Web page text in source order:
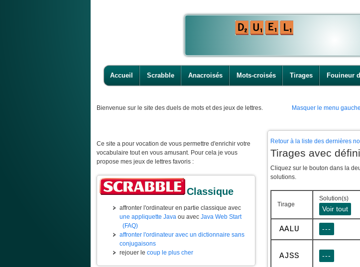
Accueil Scrabble Anacroisés Mots-croisés Tirages Fouineur
Bienvenue sur le site des duels de mots et des jeux de lettres. Masquer le menu gauche
Ce site a pour vocation de vous permettre d'enrichir votre
vocabulaire tout en vous amusant. Pour cela je vous
propose mes jeux de lettres favoris :
Classique
affronter l'ordinateur en partie classique avec
une appliquette Java ou avec Java Web Start
(FAQ)
affronter l'ordinateur avec un dictionnaire sans
conjugaisons
rejouer le coup le plus cher
Retour à la liste des dernières
Tirages avec
Cliquez sur le bouton dans la
solutions.
Tirage
Solution(s)
Voir tout
AALU ---
AJSS ---